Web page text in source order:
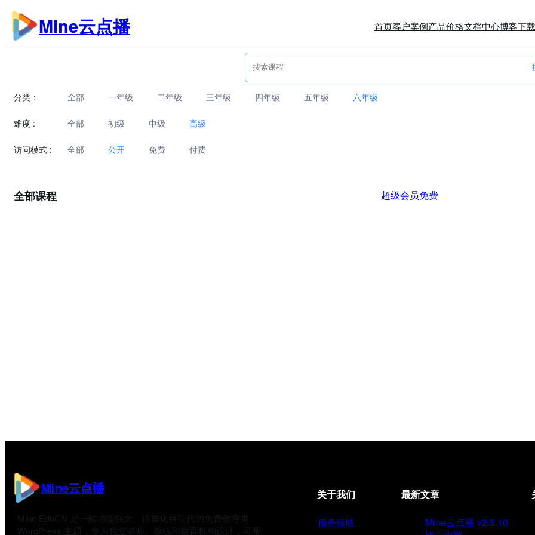
跳
至
内
Mine云点播 首页客户案例产品价格文档中心博客下载
分类： 全部 一年级 二年级 三年级 四年级 五年级 六年级
难度 : 全部 初级 中级 高级
访问模式 : 全部 公开 免费 付费
全部课程 超级会员免费
Mine云点播
Mine EduCN 是一款功能强大、轻量化且现代的免费教育类
WordPress 主题，专为独立讲师、教练和教育机构设计，可帮
关于我们
服务领域
最新文章
Mine云点播 v2.3.10